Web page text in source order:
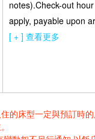
notes).Check-out
apply, payable upon
[ + ] 查看更多
的床型一定與預訂時